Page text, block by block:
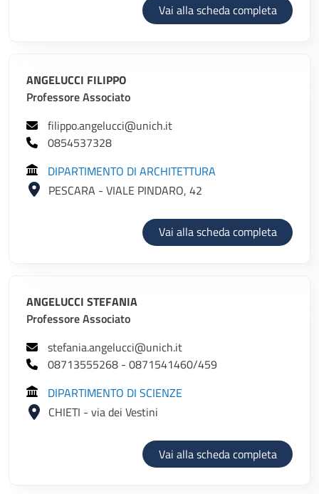
Vai alla scheda completadi
ANGELUCCI FILIPPO
Professore Associato
filippo.angelucci@unich.it
0854537328
DIPARTIMENTO DI ARCHITETTURA
PESCARA - VIALE PINDARO, 42
Vai alla scheda completadi
ANGELUCCI STEFANIA
Professore Associato
stefania.angelucci@unich.it
08713555268 - 0871541460/459
DIPARTIMENTO DI SCIENZE
CHIETI - via dei Vestini
Vai alla scheda completadi